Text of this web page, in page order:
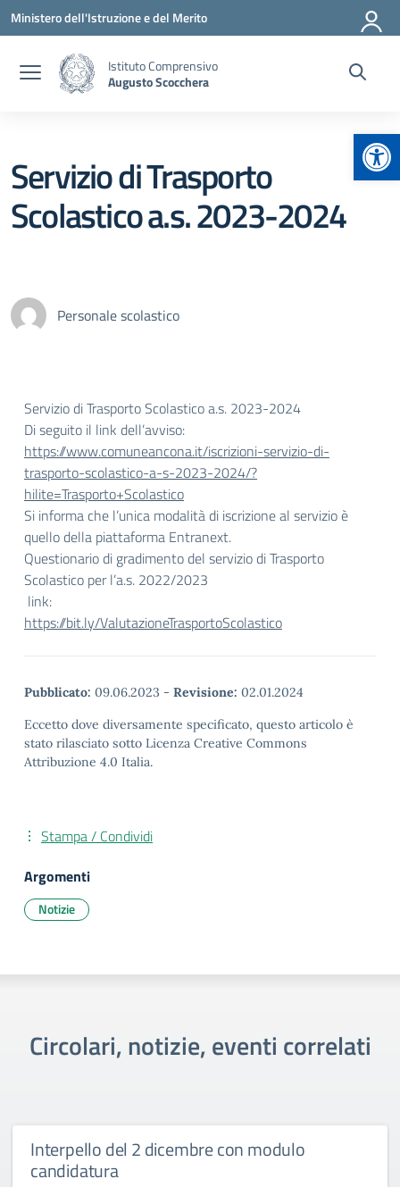
Vai ai contenuti
Vai al menu di navigazione
Vai al footer
Ministero dell'Istruzione e del Merito
Istituto Comprensivo
Augusto Scocchera
Servizio di Trasporto
Scolastico a.s. 2023-2024
Personale scolastico
Servizio di Trasporto Scolastico a.s. 2023-2024
Di seguito il link dell’avviso:
https://www.comuneancona.it/iscrizioni-servizio-di-
trasporto-scolastico-a-s-2023-2024/?
hilite=Trasporto+Scolastico
Si informa che l’unica modalità di iscrizione al servizio è
quello della piattaforma Entranext.
Questionario di gradimento del servizio di Trasporto
Scolastico per l’a.s. 2022/2023
link:
https://bit.ly/ValutazioneTrasportoScolastico
Pubblicato: 09.06.2023 - Revisione: 02.01.2024
Eccetto dove diversamente specificato, questo articolo è
stato rilasciato sotto Licenza Creative Commons
Attribuzione 4.0 Italia.
Stampa / Condividi
Argomenti
Notizie
Circolari, notizie, eventi correlati
Interpello del 2 dicembre con modulo
candidatura